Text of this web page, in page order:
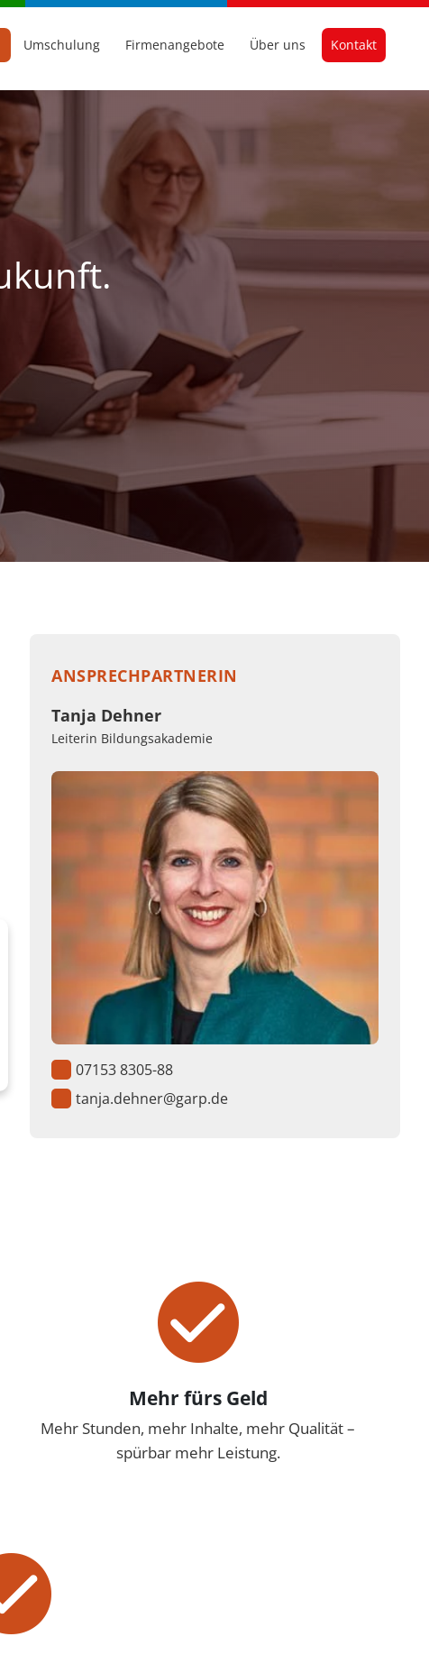
Umschulung Firmenangebote Über uns Kontakt
ANSPRECHPARTNERIN
Tanja Dehner
Leiterin Bildungsakademie
07153 8305-88
tanja.dehner@garp.de
Mehr fürs Geld
Mehr Stunden, mehr Inhalte, mehr Qualität –
spürbar mehr Leistung.